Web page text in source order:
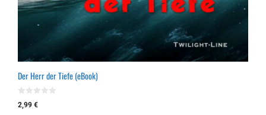
Der Herr der Tiefe (eBook)
0
v
2,99 €